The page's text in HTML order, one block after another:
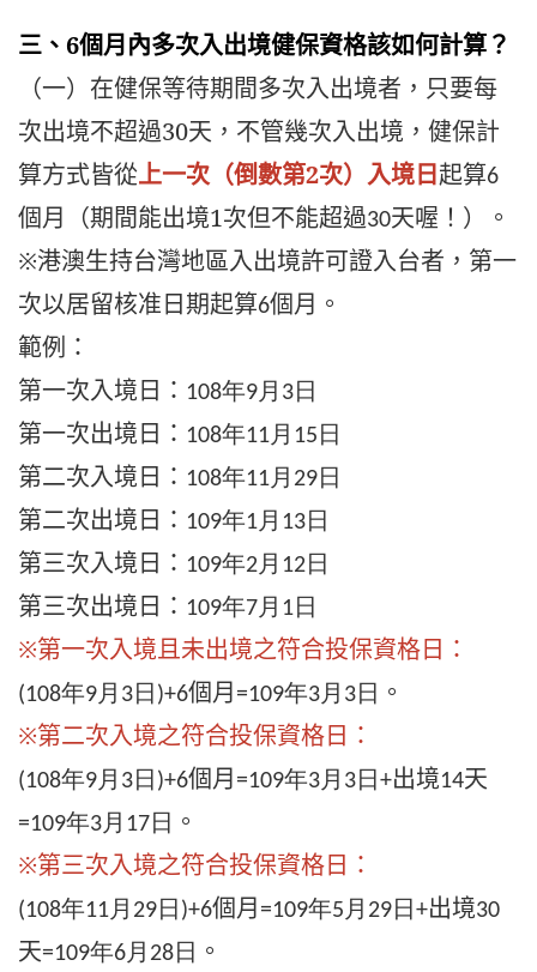
三、6個月內多次入出境健保資格該如何計算？
（一）在健保等待期間多次入出境者，只要每
次出境不超過30天，不管幾次入出境，健保計
算方式皆從上一次（倒數第2次）入境日起算6
個月（期間能出境1次但不能超過30天喔！）。
※港澳生持台灣地區入出境許可證入台者，第一
次以居留核准日期起算6個月。
範例：
第一次入境日： 108年9月3日
第一次出境日： 108年11月15日
第二次入境日： 108年11月29日
第二次出境日： 109年1月13日
第三次入境日： 109年2月12日
第三次出境日： 109年7月1日
※第一次入境且未出境之符合投保資格日 ：
(108年9月3日)+6個月 =109年3月3日 。
※第二次入境之符合投保資格日 ：
(108年9月3日)+6個月 =109年3月3日 +出境14天
=109年3月17日 。
※第三次入境之符合投保資格日 ：
(108年11月29日)+6個月 =109年5月29日+出境30
天=109年6月28日 。